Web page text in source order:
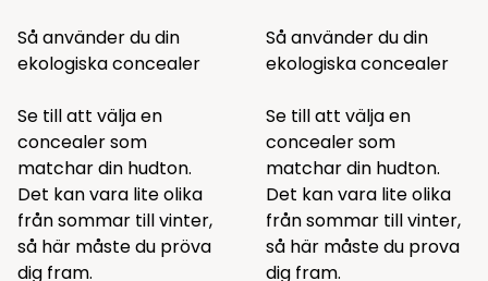
Så använder du din
ekologiska concealer
Se till att välja en
concealer som
matchar din hudton.
Det kan vara lite olika
från sommar till vinter,
så här måste du pröva
dig fram.
Så använder du din
ekologiska concealer
Se till att välja en
concealer som
matchar din hudton.
Det kan vara lite olika
från sommar till vinter,
så här måste du prova
dig fram.